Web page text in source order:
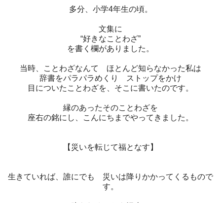
多分、小学4年生の頃。
文集に
“好きなことわざ”
を書く欄がありました。
当時、ことわざなんて ほとんど知らなかった私は
辞書をパラパラめくり ストップをかけ
目についたことわざを、そこに書いたのです。
縁のあったそのことわざを
座右の銘にし、こんにちまでやってきました。
【災いを転じて福となす】
生きていれば、誰にでも 災いは降りかかってくるもので
す。